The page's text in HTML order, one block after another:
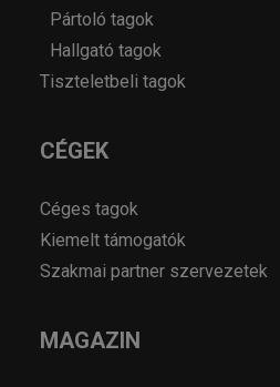
Pártoló tagok
Hallgató tagok
Tiszteletbeli tagok
CÉGEK
Céges tagok
Kiemelt támogatók
Szakmai partner szervezetek
MAGAZIN